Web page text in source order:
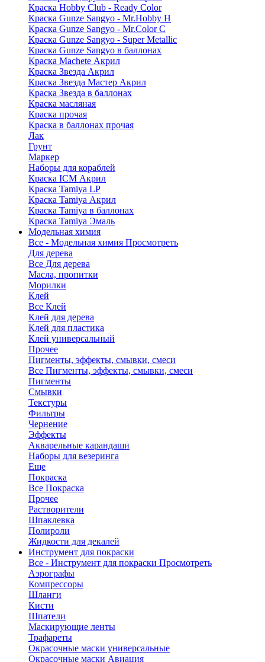
Краска Hobby Club - Ready Color
Краска Gunze Sangyo - Mr.Hobby H
Краска Gunze Sangyo - Mr.Color C
Краска Gunze Sangyo - Super Metallic
Краска Gunze Sangyo в баллонах
Краска Machete Акрил
Краска Звезда Акрил
Краска Звезда Мастер Акрил
Краска Звезда в баллонах
Краска масляная
Краска прочая
Краска в баллонах прочая
Лак
Грунт
Маркер
Наборы для кораблей
Краска ICM Акрил
Краска Tamiya LP
Краска Tamiya Акрил
Краска Tamiya в баллонах
Краска Tamiya Эмаль
Модельная химия
Все - Модельная химия Просмотреть
Для дерева
Все Для дерева
Масла, пропитки
Морилки
Клей
Все Клей
Клей для дерева
Клей для пластика
Клей универсальный
Прочее
Пигменты, эффекты, смывки, смеси
Все Пигменты, эффекты, смывки, смеси
Пигменты
Смывки
Текстуры
Фильтры
Чернение
Эффекты
Акварельные карандаши
Наборы для везеринга
Еще
Покраска
Все Покраска
Прочее
Растворители
Шпаклевка
Полироли
Жидкости для декалей
Инструмент для покраски
Все - Инструмент для покраски Просмотреть
Аэрографы
Компрессоры
Шланги
Кисти
Шпатели
Маскирующие ленты
Трафареты
Окрасочные маски универсальные
Окрасочные маски Авиация